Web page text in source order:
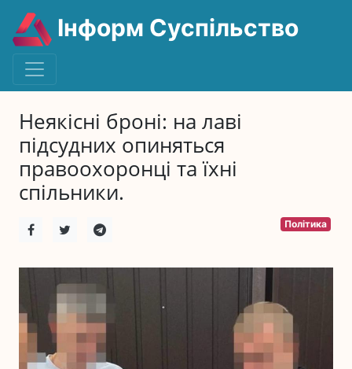
Інформ Суспільство
Неякісні броні: на лаві
підсудних опиняться
правоохоронці та їхні
спільники.
Політика